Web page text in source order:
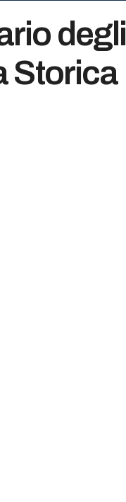
degli
Storica